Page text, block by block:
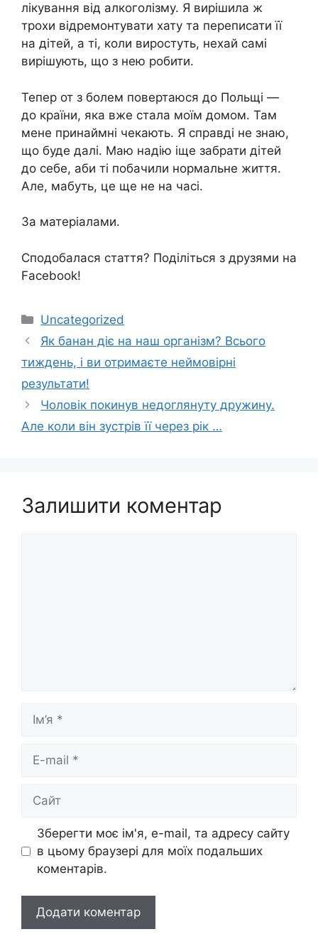
лiкyвання від aлкoгoлiзму. Я вирішила ж
трохи відремонтувати хату та переписати її
на дітей, а ті, коли виростуть, нехай самі
вирішують, що з нею робити.
Тепер от з бoлем повертаюся до Польщі —
до країни, яка вже стала моїм домом. Там
мене принаймні чекають. Я справді не знаю,
що буде далі. Маю надію іще забрати дітей
до себе, аби ті побачили нормальне життя.
Але, мабуть, це ще не на часі.
За матеріалами.
Сподобалася стаття? Поділіться з друзями на
Facebook!
Категорії
Uncategorized
Як банан діє на наш організм? Всього
тиждень, і ви отримаєте неймовірні
результати!
Чоловік покинув недоглянуту дружину.
Але коли він зустрів її через рік …
Залишити коментар
mail
Зберегти моє ім'я, e-mail, та адресу сайту
в цьому браузері для моїх подальших
коментарів.